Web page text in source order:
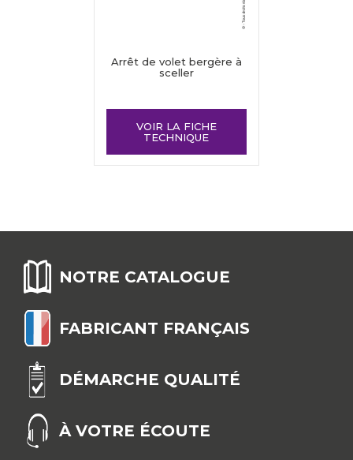
Arrêt de volet bergère à
sceller
VOIR LA FICHE
TECHNIQUE
NOTRE CATALOGUE
FABRICANT FRANÇAIS
DÉMARCHE QUALITÉ
À VOTRE ÉCOUTE